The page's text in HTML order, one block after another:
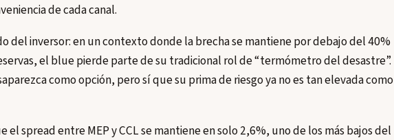
de cada canal.
del inversor: en un contexto donde la brecha se mantiene por debajo del 40%
el blue pierde parte de su tradicional rol de “termómetro del desastre”.
como opción, pero sí que su prima de riesgo ya no es tan elevada como
el spread entre MEP y CCL se mantiene en solo 2,6%, uno de los más bajos del